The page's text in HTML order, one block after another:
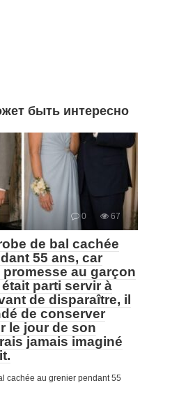
быть интересно
0 67
de bal cachée
55 ans, car
promesse au garçon
était parti servir à
de disparaître, il
de conserver
le jour de son
jamais imaginé
cachée au grenier pendant 55